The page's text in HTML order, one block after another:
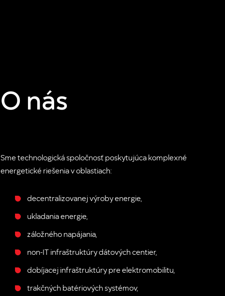
O nás
Sme technologická spoločnosť poskytujúca komplexné
energetické riešenia v oblastiach:
decentralizovanej výroby energie,
ukladania energie,
záložného napájania,
non-IT infraštruktúry dátových centier,
dobíjacej infraštruktúry pre elektromobilitu,
trakčných batériových systémov,